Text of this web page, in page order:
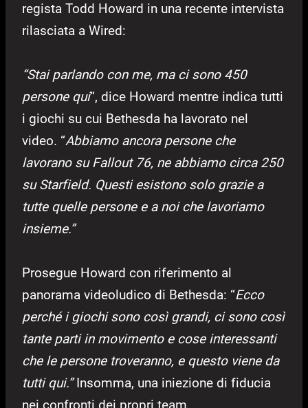
regista Todd Howard in una recente intervista
rilasciata a Wired:
“Stai parlando con me, ma ci sono 450
persone qui“, dice Howard mentre indica tutti
i giochi su cui Bethesda ha lavorato nel
video. “Abbiamo ancora persone che
lavorano su Fallout 76, ne abbiamo circa 250
su Starfield. Questi esistono solo grazie a
tutte quelle persone e a noi che lavoriamo
insieme.”
Prosegue Howard con riferimento al
panorama videoludico di Bethesda: “Ecco
perché i giochi sono così grandi, ci sono così
tante parti in movimento e cose interessanti
che le persone troveranno, e questo viene da
tutti qui.”Insomma, una iniezione di fiducia